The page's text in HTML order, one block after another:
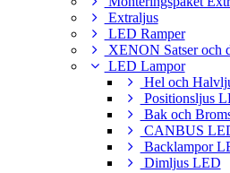
Extraljus
LED Ramper
XENON Satser och
LED Lampor
Hel och
Positionsljus
Bak och
CANBUS
Backlampor
Dimljus LED